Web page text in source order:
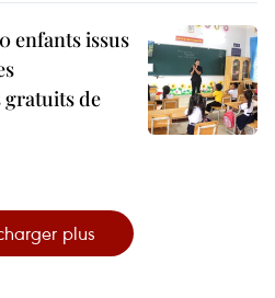
enfants issus
de
plus